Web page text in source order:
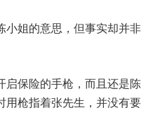
小姐的意思，但事实却并非
启保险的手枪，而且还是陈
用枪指着张先生，并没有要